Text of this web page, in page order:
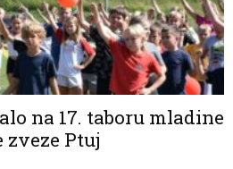
na 17. taboru mladine
zveze Ptuj